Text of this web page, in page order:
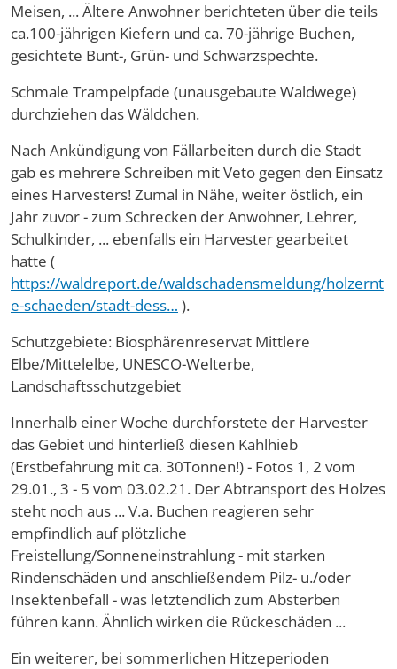
Meisen, ... Ältere Anwohner berichteten über die teils
ca.100-jährigen Kiefern und ca. 70-jährige Buchen,
gesichtete Bunt-, Grün- und Schwarzspechte.
Schmale Trampelpfade (unausgebaute Waldwege)
durchziehen das Wäldchen.
Nach Ankündigung von Fällarbeiten durch die Stadt
gab es mehrere Schreiben mit Veto gegen den Einsatz
eines Harvesters! Zumal in Nähe, weiter östlich, ein
Jahr zuvor - zum Schrecken der Anwohner, Lehrer,
Schulkinder, ... ebenfalls ein Harvester gearbeitet
hatte (
https://waldreport.de/waldschadensmeldung/holzernt
e-schaeden/stadt-dess… ).
Schutzgebiete: Biosphärenreservat Mittlere
Elbe/Mittelelbe, UNESCO-Welterbe,
Landschaftsschutzgebiet
Innerhalb einer Woche durchforstete der Harvester
das Gebiet und hinterließ diesen Kahlhieb
(Erstbefahrung mit ca. 30Tonnen!) - Fotos 1, 2 vom
29.01., 3 - 5 vom 03.02.21. Der Abtransport des Holzes
steht noch aus ... V.a. Buchen reagieren sehr
empfindlich auf plötzliche
Freistellung/Sonneneinstrahlung - mit starken
Rindenschäden und anschließendem Pilz- u./oder
Insektenbefall - was letztendlich zum Absterben
führen kann. Ähnlich wirken die Rückeschäden ...
Ein weiterer, bei sommerlichen Hitzeperioden